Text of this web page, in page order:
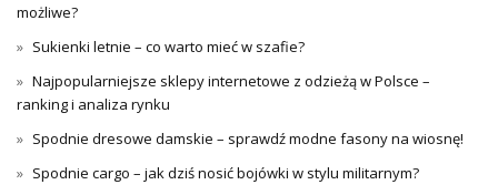
możliwe?
Sukienki letnie – co warto mieć w szafie?
Najpopularniejsze sklepy internetowe z odzieżą w Polsce –
ranking i analiza rynku
Spodnie dresowe damskie – sprawdź modne fasony na wiosnę!
Spodnie cargo – jak dziś nosić bojówki w stylu militarnym?